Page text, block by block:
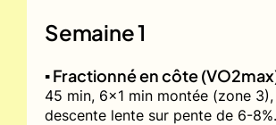
Semaine 1
▪️ Fractionné en côte
45 min, 6x1 min montée (zone
descente lente sur pente de 6-8%.